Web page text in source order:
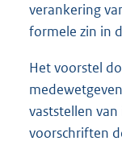
verankering
formele zin in
Het voorstel
vaststellen
voorschriften